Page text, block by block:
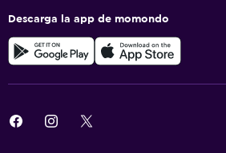
Descarga la app de momondo